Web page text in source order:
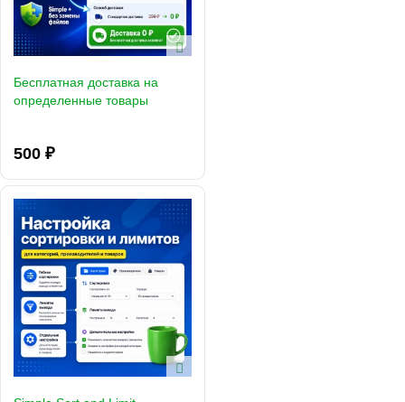
Бесплатная доставка на
определенные товары
500 ₽